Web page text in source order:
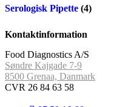
Serologisk Pipette (4)
Kontaktinformation
Food Diagnostics A/S
Søndre Kajgade 7-9
8500 Grenaa, Danmark
CVR 26 84 63 58